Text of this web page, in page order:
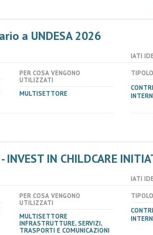
a UNDESA 2026
IATI
PER COSA VENGONO
UTILIZZATI
MULTISETTORE
INVEST IN CHILDCARE
IATI
PER COSA VENGONO
UTILIZZATI
MULTISETTORE
INFRASTRUTTURE, SERVIZI,
TRASPORTI E COMUNICAZIONI